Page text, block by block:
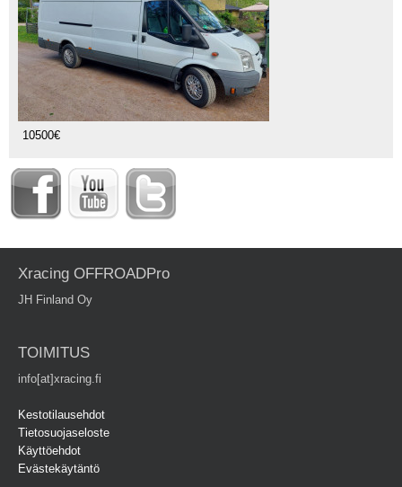
10500€
Xracing OFFROADPro
JH Finland Oy
TOIMITUS
info[at]xracing.fi
Kestotilausehdot
Tietosuojaseloste
Käyttöehdot
Evästekäytäntö